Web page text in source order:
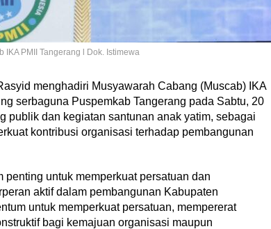
PMII Tangerang l Dok. Istimewa
menghadiri Musyawarah Cabang (Muscab) IKA
serbaguna Puspemkab Tangerang pada Sabtu, 20
publik dan kegiatan santunan anak yatim, sebagai
kontribusi organisasi terhadap pembangunan
untuk memperkuat persatuan dan
aktif dalam pembangunan Kabupaten
untuk memperkuat persatuan, mempererat
bagi kemajuan organisasi maupun